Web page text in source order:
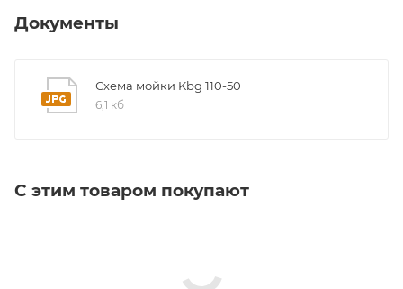
База от 60 см
Размеры 54 x 44 x 21.3 см
Размер чаши 50 x 40 x 20 см
Документы
Схема мойки Kbg 110-50
6,1 кб
С этим товаром покупают